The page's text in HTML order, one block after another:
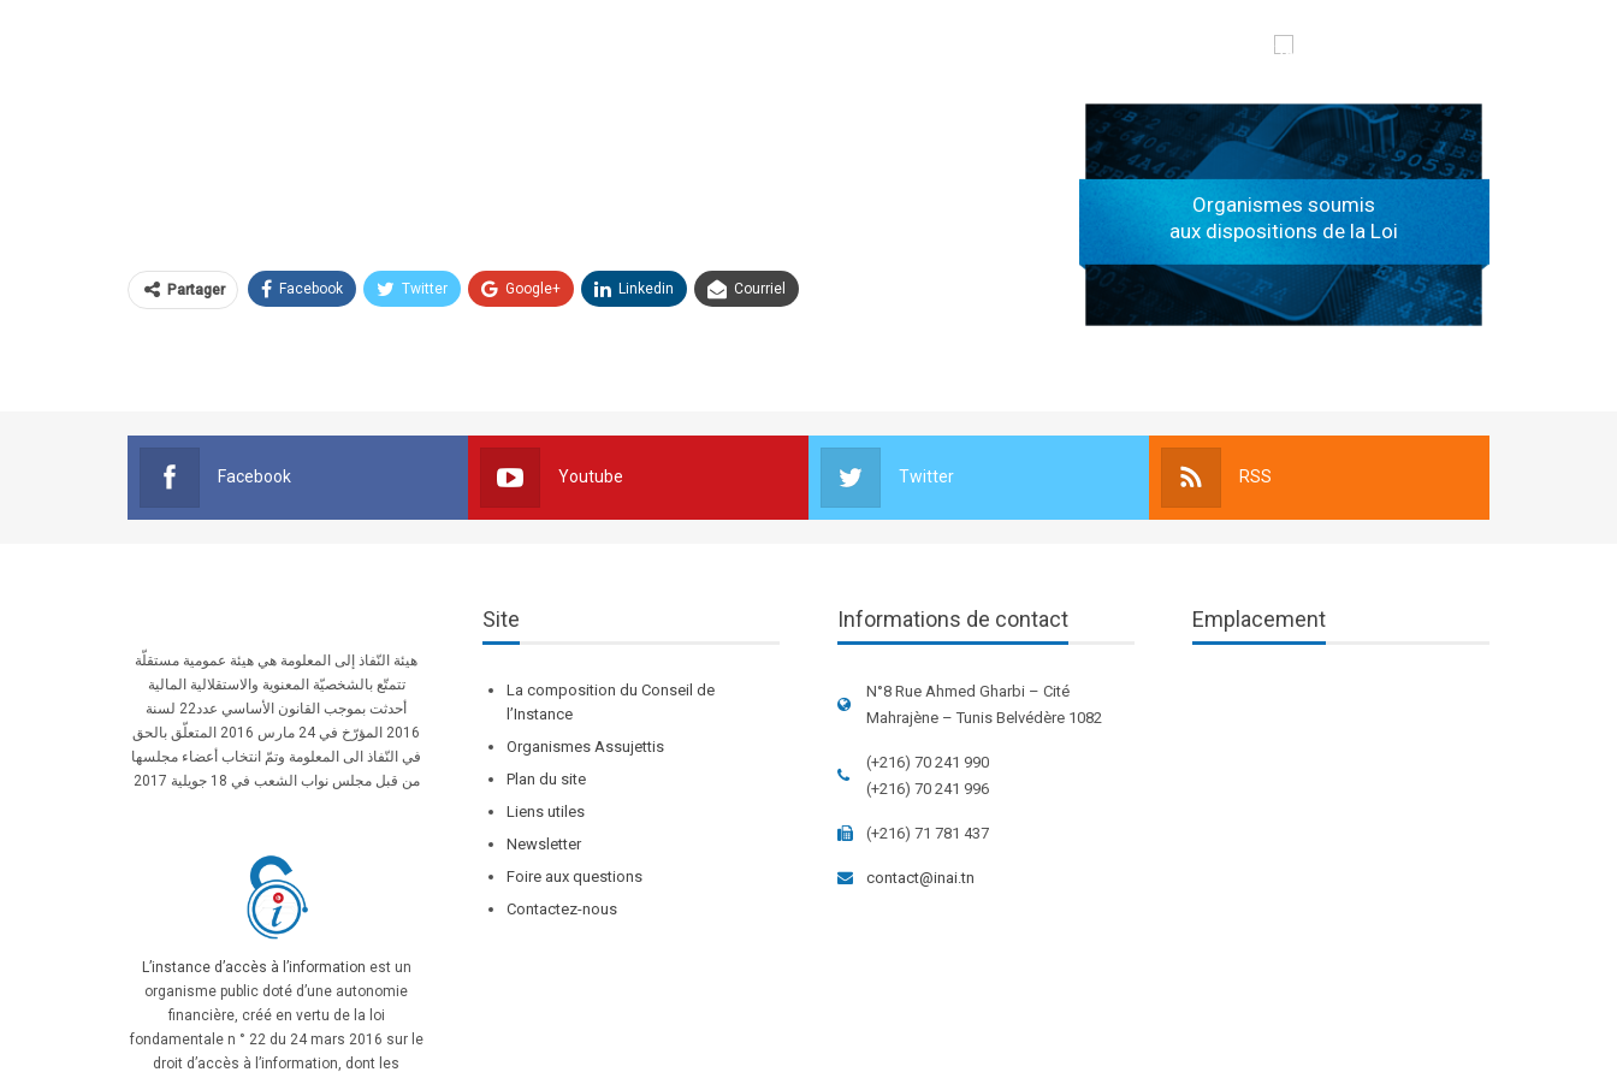
Partager Facebook Twitter Google+ Linkedin Courriel
الهياكل الخاضعة لقانون النفاذ إلى المعلومة
Organismes soumis
aux dispositions de la Loi
Facebook Youtube Twitter RSS
هيئة النّفاذ إلى المعلومة هي هيئة عمومية مستقلّة
تتمتّع بالشخصيّة المعنوية والاستقلالية المالية
أحدثت بموجب القانون الأساسي عدد22 لسنة
2016 المؤرّخ في 24 مارس 2016 المتعلّق بالحق
في النّفاذ الى المعلومة وتمّ انتخاب أعضاء مجلسها
من قبل مجلس نواب الشعب في 18 جويلية 2017
L’instance d’accès à l’information est un
organisme public doté d’une autonomie
financière, créé en vertu de la loi
fondamentale n ° 22 du 24 mars 2016 sur le
droit d’accès à l’information, dont les
Site
La composition du Conseil de
l’Instance
Organismes Assujettis
Plan du site
Liens utiles
Newsletter
Foire aux questions
Contactez-nous
Informations de contact
N°8 Rue Ahmed Gharbi – Cité
Mahrajène – Tunis Belvédère 1082
(+216) 70 241 990
(+216) 70 241 996
(+216) 71 781 437
contact@inai.tn
Emplacement